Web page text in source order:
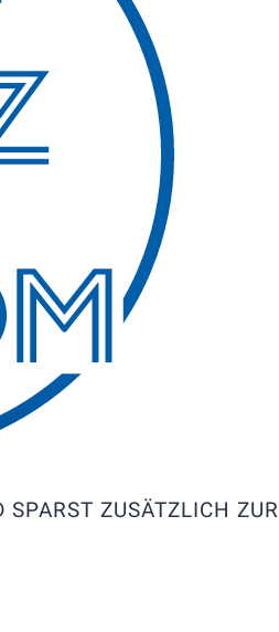
SPARST ZUSÄTZLICH ZUR